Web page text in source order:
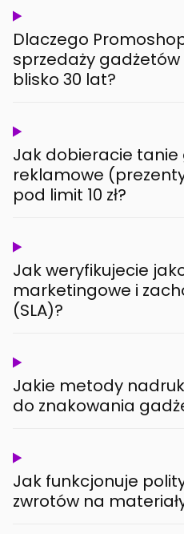
Dlaczego
sprzedaży
blisko 30 lat?
Jak dobieracie
reklamowe
pod limit 10 zł?
Jak weryfikujecie
marketingowe i
(SLA)?
Jakie metody
do znakowania
Jak funkcjonuje
zwrotów na